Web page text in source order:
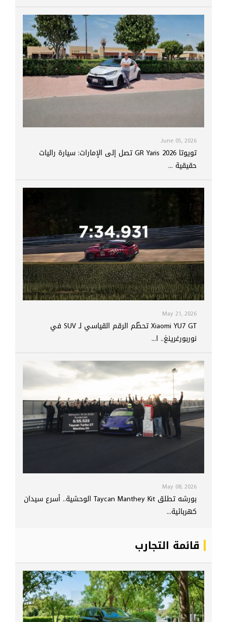
June 05, 2026
تويوتا GR Yaris 2026 تصل إلى الإمارات: سيارة راليات
حقيقية ...
May 21, 2026
Xiaomi YU7 GT تحطّم الرقم القياسي لـ SUV في
نوربورغرينغ.. ا...
May 08, 2026
بورشه تطلق Taycan Manthey Kit الوحشية.. أسرع سيدان
كهربائية...
قائمة التجارب